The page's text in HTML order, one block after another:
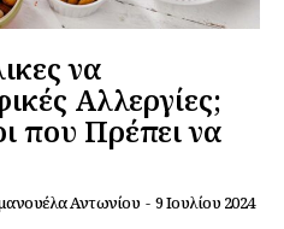
να
Αλλεργίες;
που Πρέπει να
Αντωνίου - 9 Ιουλίου 2024